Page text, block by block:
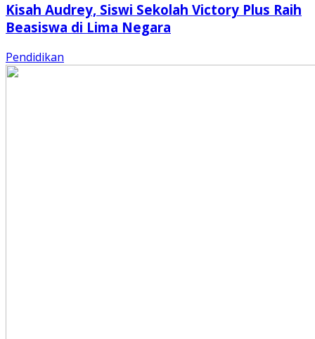
Kisah Audrey, Siswi Sekolah Victory Plus Raih
Beasiswa di Lima Negara
Pendidikan